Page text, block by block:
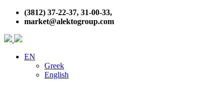
(3812) 37-22-37, 31-00-33,
market@alektogroup.com
EN
Greek
English